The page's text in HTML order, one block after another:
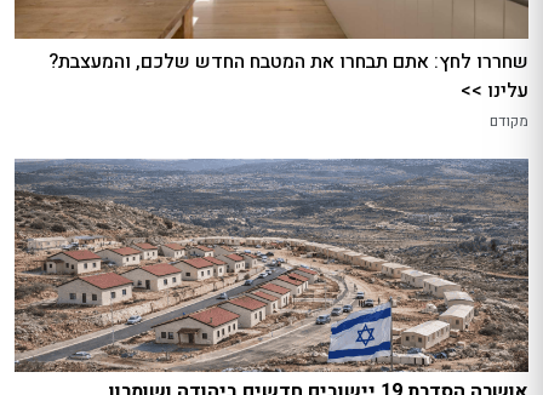
שחררו לחץ: אתם תבחרו את המטבח החדש שלכם, והמעצבת?
עלינו >>
מקודם